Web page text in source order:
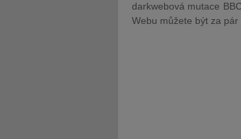
darkwebová mutace
Webu můžete být za pár